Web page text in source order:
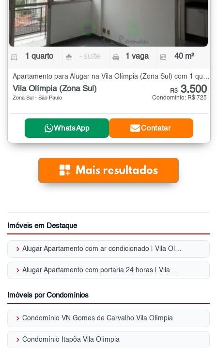
1 quarto - suíte 1 vaga 40 m²
Apartamento para Alugar na Vila Olímpia (Zona Sul) com 1 quarto - 40 m²
Vila Olímpia (Zona Sul)
Zona Sul - São Paulo
R$ 3.500
Condomínio: R$ 725
WhatsApp Contatar
Imóveis em Destaque
keyboard_arrow_right Alugar Apartamento com ar condicionado | Vila Olímpia (Zona Sul)
keyboard_arrow_right Alugar Apartamento com portaria 24 horas | Vila Olímpia (Zona Sul)
Imóveis por Condomínios
keyboard_arrow_right Condomínio VN Gomes de Carvalho Vila Olímpia
keyboard_arrow_right Condomínio Itapõa Vila Olímpia